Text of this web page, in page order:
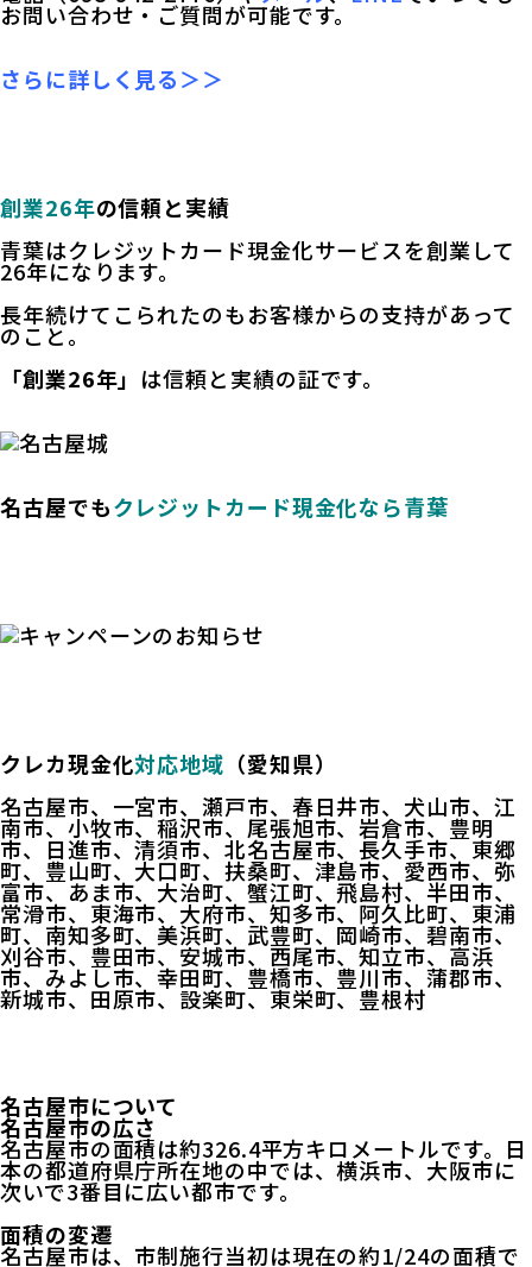
お問い合わせ・ご質問が可能です。
さらに詳しく見る＞＞
創業26年の信頼と実績
青葉はクレジットカード現金化サービスを創業して
26年になります。
長年続けてこられたのもお客様からの支持があって
のこと。
「創業26年」 は信頼と実績の証です。
名古屋でもクレジットカード現金化なら青葉
クレカ現金化対応地域 （愛知県）
名古屋市、一宮市、瀬戸市、春日井市、犬山市、江
南市、小牧市、稲沢市、尾張旭市、岩倉市、豊明
市、日進市、清須市、北名古屋市、長久手市、東郷
町、豊山町、大口町、扶桑町、津島市、愛西市、弥
富市、あま市、大治町、蟹江町、飛島村、半田市、
常滑市、東海市、大府市、知多市、阿久比町、東浦
町、南知多町、美浜町、武豊町、岡崎市、碧南市、
刈谷市、豊田市、安城市、西尾市、知立市、高浜
市、みよし市、幸田町、豊橋市、豊川市、蒲郡市、
新城市、田原市、設楽町、東栄町、豊根村
名古屋市について
名古屋市の広さ
名古屋市の面積は約326.4平方キロメートルです。日
本の都道府県庁所在地の中では、横浜市、大阪市に
次いで3番目に広い都市です。
面積の変遷
名古屋市は、市制施行当初は現在の約1/24の面積で